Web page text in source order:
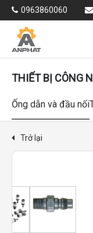
0963860060
THIẾT BỊ CÔNG
Ống dẫn và đầu nối
Trở lại